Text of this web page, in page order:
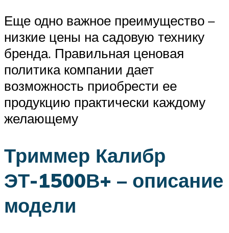
Еще одно важное преимущество –
низкие цены на садовую технику
бренда. Правильная ценовая
политика компании дает
возможность приобрести ее
продукцию практически каждому
желающему
Триммер Калибр
ЭТ-1500В+ – описание
модели